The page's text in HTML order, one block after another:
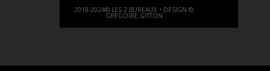
2018-2024© LES 2 BUREAUX • DESIGN ©
GREGOIRE GITTON